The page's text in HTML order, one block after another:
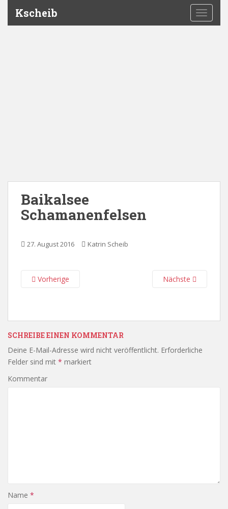
Kscheib
Baikalsee
Schamanenfelsen
27. August 2016 Katrin Scheib
Vorherige Nächste
SCHREIBE EINEN KOMMENTAR
Deine E-Mail-Adresse wird nicht veröffentlicht. Erforderliche
Felder sind mit * markiert
Kommentar
Name *